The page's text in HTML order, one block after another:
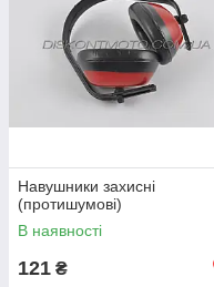
Навушники захисні
(протишумові)
В наявності
121 ₴